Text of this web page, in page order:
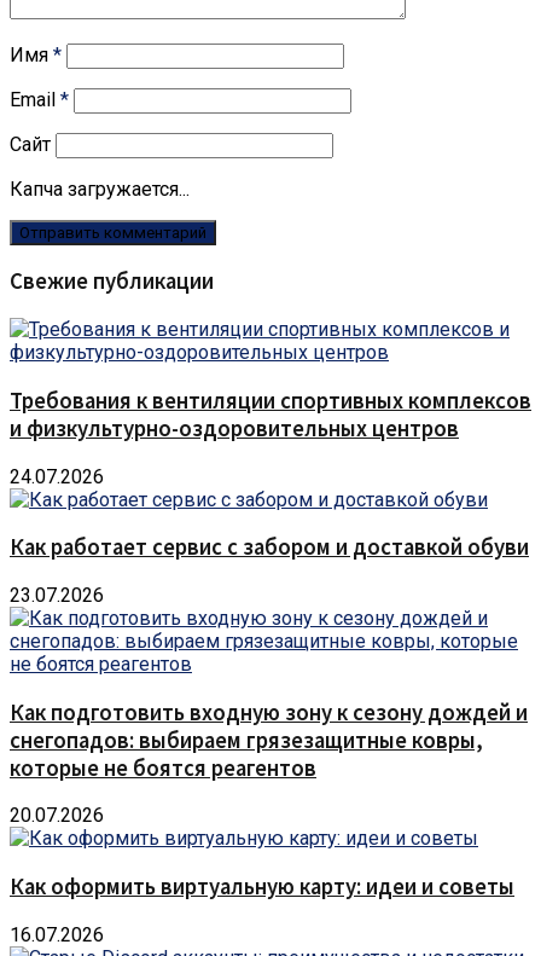
Имя *
Email *
Сайт
Капча загружается...
Свежие публикации
Требования к вентиляции спортивных комплексов
и физкультурно-оздоровительных центров
24.07.2026
Как работает сервис с забором и доставкой обуви
23.07.2026
Как подготовить входную зону к сезону дождей и
снегопадов: выбираем грязезащитные ковры,
которые не боятся реагентов
20.07.2026
Как оформить виртуальную карту: идеи и советы
16.07.2026